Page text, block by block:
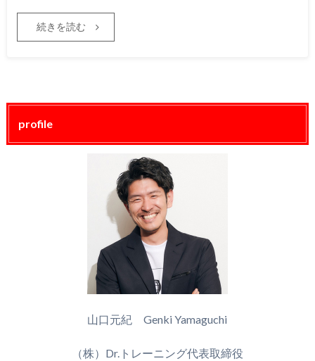
続きを読む
profile
山口元紀 Genki Yamaguchi
（株）Dr.トレーニング代表取締役